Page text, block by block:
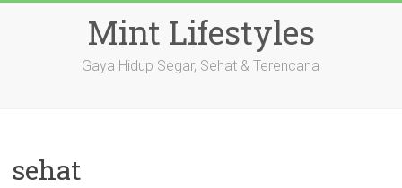
Mint Lifestyles
Gaya Hidup Segar, Sehat & Terencana
sehat